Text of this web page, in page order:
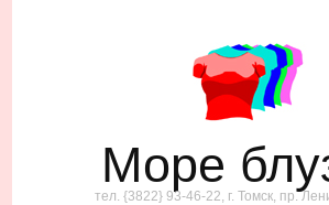
Море
тел. {3822} 93-46-22, г. Томск, пр.